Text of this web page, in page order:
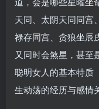
天同、太阴天同同宫
禄存同宫、贪狼坐辰
又同时会煞星，甚至
聪明女人的基本特质
生动荡的经历与感情